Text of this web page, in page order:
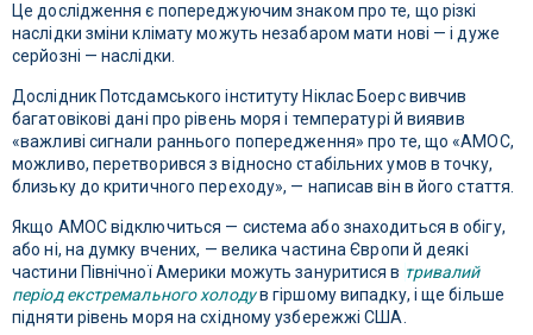
Це дослідження є попереджуючим знаком про те, що різкі
наслідки зміни клімату можуть незабаром мати нові — і дуже
серйозні — наслідки.
Дослідник Потсдамського інституту Ніклас Боерс вивчив
багатовікові дані про рівень моря і температурі й виявив
«важливі сигнали раннього попередження» про те, що «AMOC,
можливо, перетворився з відносно стабільних умов в точку,
близьку до критичного переходу», — написав він в його стаття.
Якщо AMOC відключиться — система або знаходиться в обігу,
або ні, на думку вчених, — велика частина Європи й деякі
частини Північної Америки можуть зануритися в тривалий
період екстремального холодув гіршому випадку, і ще більше
підняти рівень моря на східному узбережжі США.